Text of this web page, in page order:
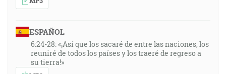
ESPAÑOL
6:24-28: «¡Así que los sacaré de entre las naciones, los
reuniré de todos los países y los traeré de regreso a
su tierra!»